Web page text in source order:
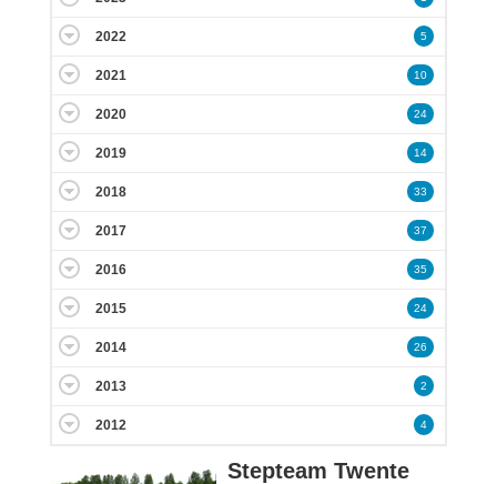
Stepteam Twente
2022 5
2021 10
2020 24
2019 14
2018 33
2017 37
2016 35
2015 24
2014 26
2013 2
2012 4